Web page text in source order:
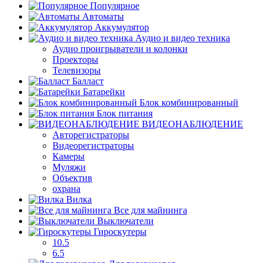
Популярное
Автоматы
Аккумулятор
Аудио и видео техника
Аудио проигрыватели и колонки
Проекторы
Телевизоры
Балласт
Батарейки
Блок комбинированный
Блок питания
ВИДЕОНАБЛЮДЕНИЕ
Авторегистраторы
Видеорегистраторы
Камеры
Муляжи
Объектив
охрана
Вилка
Все для майнинга
Выключатели
Гироскутеры
10.5
6.5